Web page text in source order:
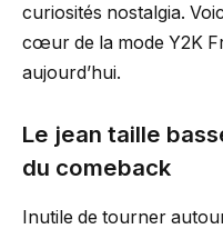
curiosités nostalgia.
cœur de la mode Y2K
aujourd’hui.
Le jean taille
du comeback
Inutile de tourner